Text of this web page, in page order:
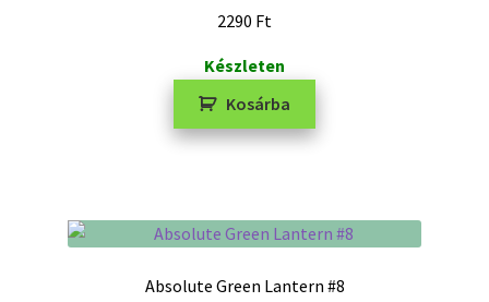
2290 Ft
Készleten
Kosárba
Absolute Green Lantern #8